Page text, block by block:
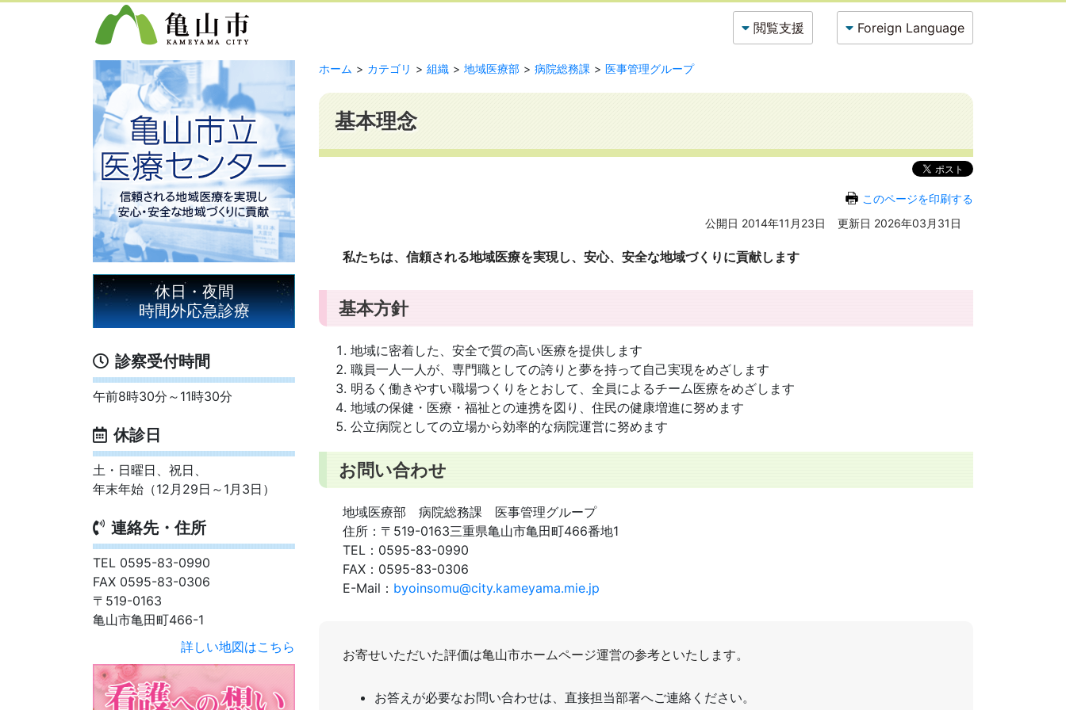
閲覧支援 Foreign Language
休日・夜間
時間外応急診療
診察受付時間
午前8時30分～11時30分
休診日
土・日曜日、祝日、
年末年始（12月29日～1月3日）
連絡先・住所
TEL 0595-83-0990
FAX 0595-83-0306
〒519-0163
亀山市亀田町466-1
詳しい地図はこちら
ホーム カテゴリ 組織 地域医療部 病院総務課 医事管理グループ
基本理念
このページを印刷する
公開日 2014年11月23日
更新日 2026年03月31日
私たちは、信頼される地域医療を実現し、安心、安全な地域づくりに貢献します
基本方針
地域に密着した、安全で質の高い医療を提供します
職員一人一人が、専門職としての誇りと夢を持って自己実現をめざします
明るく働きやすい職場つくりをとおして、全員によるチーム医療をめざします
地域の保健・医療・福祉との連携を図り、住民の健康増進に努めます
公立病院としての立場から効率的な病院運営に努めます
お問い合わせ
地域医療部 病院総務課 医事管理グループ
住所： 〒519-0163三重県亀山市亀田町466番地1
TEL： 0595-83-0990
FAX： 0595-83-0306
E-Mail： byoinsomu@city.kameyama.mie.jp